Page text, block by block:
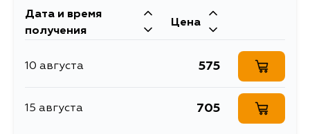
Кузов Двигатель
E11E, K12E, M20M, CK12E
Renault
Дата и время
получения
Цена
10 августа 575
15 августа 705